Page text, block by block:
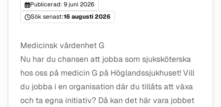
Publicerad: 9 juni 2026
Sök senast:16 augusti 2026
Medicinsk vårdenhet G
Nu har du chansen att jobba som sjuksköterska
hos oss på medicin G på Höglandssjukhuset! Vill
du jobba i en organisation där du tillåts att växa
och ta egna initiativ? Då kan det här vara jobbet